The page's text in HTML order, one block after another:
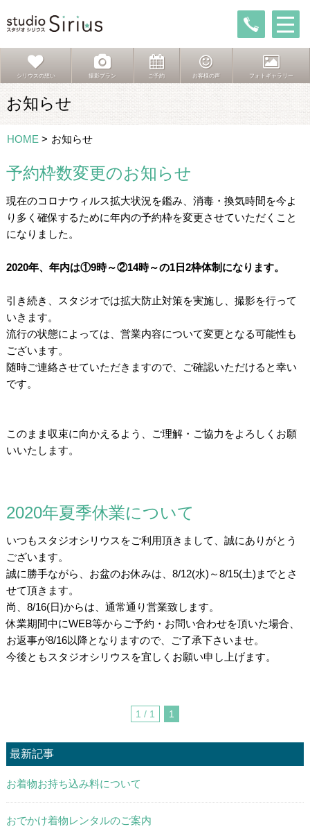
シリウスの想い 撮影プラン ご予約 お客様の声 フォトギャラリー
お知らせ
HOME > お知らせ
予約枠数変更のお知らせ
現在のコロナウィルス拡大状況を鑑み、消毒・換気時間を今よ
り多く確保するために年内の予約枠を変更させていただくこと
になりました。
2020年、年内は①9時～②14時～の1日2枠体制になります。
引き続き、スタジオでは拡大防止対策を実施し、撮影を行って
いきます。
流行の状態によっては、営業内容について変更となる可能性も
ございます。
随時ご連絡させていただきますので、ご確認いただけると幸い
です。
このまま収束に向かえるよう、ご理解・ご協力をよろしくお願
いいたします。
2020年夏季休業について
いつもスタジオシリウスをご利用頂きまして、誠にありがとう
ございます。
誠に勝手ながら、お盆のお休みは、8/12(水)～8/15(土)までとさ
せて頂きます。
尚、8/16(日)からは、通常通り営業致します。
休業期間中にWEB等からご予約・お問い合わせを頂いた場合、
お返事が8/16以降となりますので、ご了承下さいませ。
今後ともスタジオシリウスを宜しくお願い申し上げます。
1 / 1 1
最新記事
お着物お持ち込み料について
おでかけ着物レンタルのご案内